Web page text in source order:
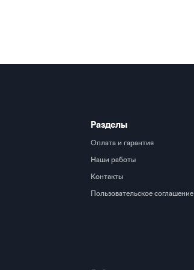
Разделы
Оплата и гарантия
Наши работы
Контакты
Пользовательское соглашение